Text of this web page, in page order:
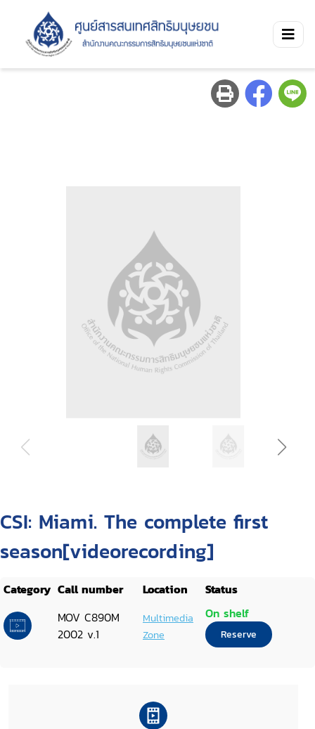
CSI: Miami. The complete first
season[videorecording]
Category Call number Location
Status
MOV C890M
2002 v.1
Multimedia
Zone
On shelf
Reserve